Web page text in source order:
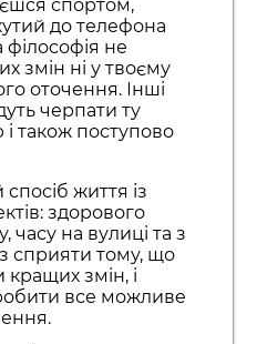
спортом,
до телефона
філософія не
змін ні у твоєму
оточення. Інші
черпати ту
також поступово
життя із
здорового
часу на вулиці та з
сприяти тому, що
змін, і
все можливе